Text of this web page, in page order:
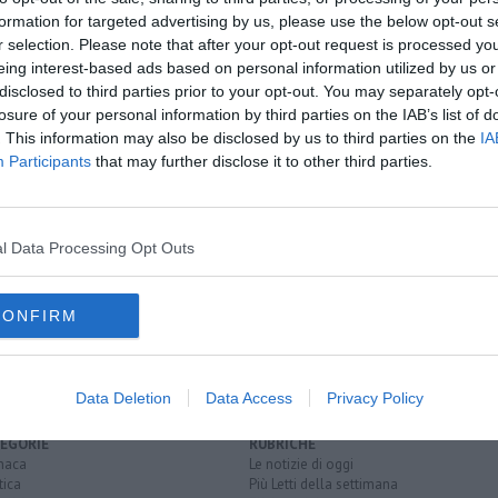
for targeted advertising by us, please use the below opt-out
selection. Please note that after your opt-out request is processed
interest-based ads based on personal information utilized by us
to third parties prior to your opt-out. You may separately
of your personal information by third parties on the IAB’s list of
This information may also be disclosed by us to third parties on the
Participants that may further disclose it to other third parties.
Data Processing Opt Outs
Data Deletion Data Access Privacy Policy
iscriviti allaNewsletter QUInews - ToscanaMedia.
nella tua casella di posta.
ma fugge
patente a punti
RUBRICHE
Le notizie di oggi
Più Letti della settimana